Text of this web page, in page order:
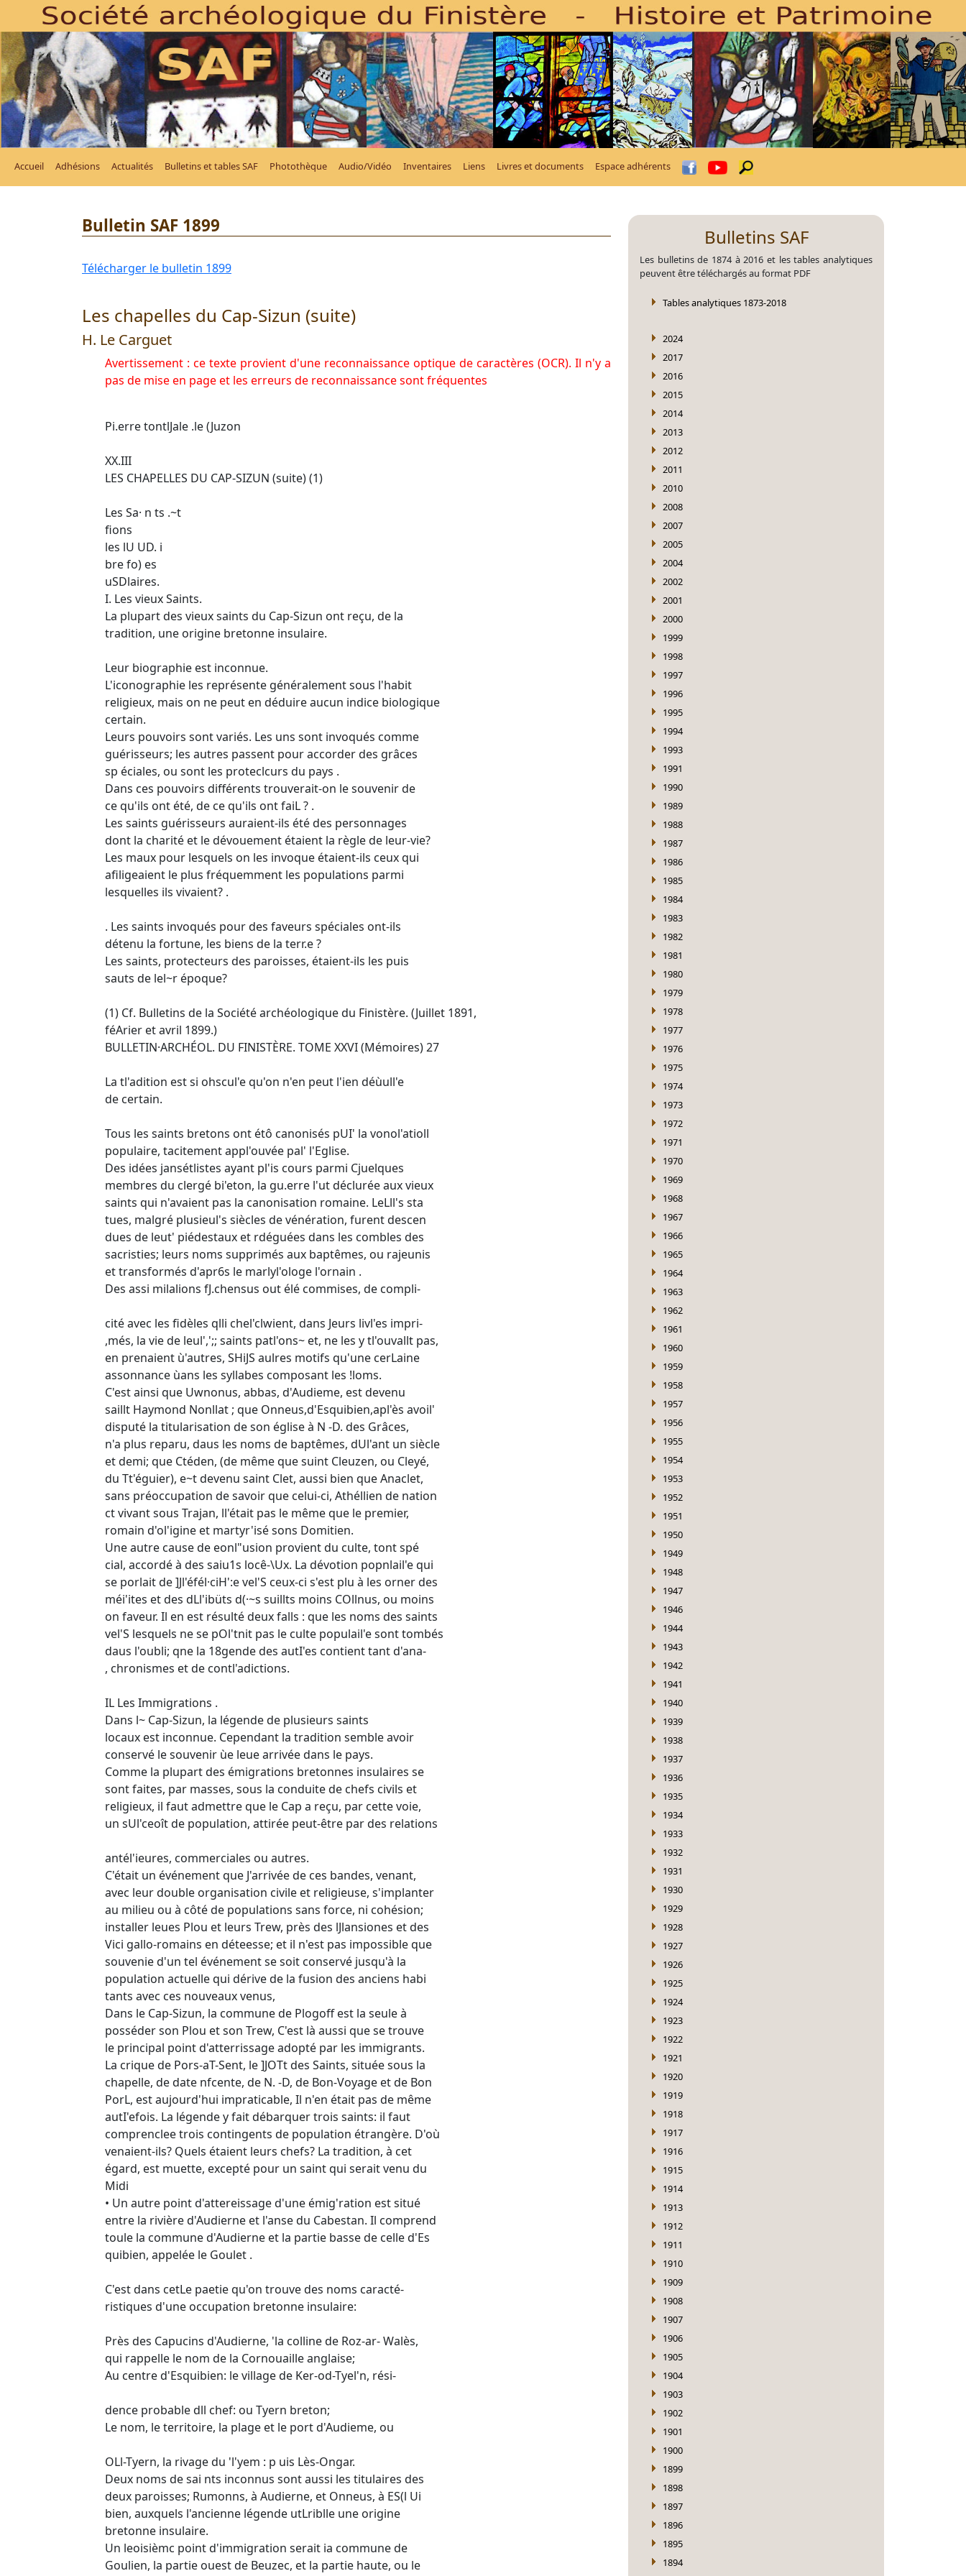
Accueil Adhésions Actualités Bulletins et tables SAF Photothèque Audio/Vidéo Inventaires Liens Livres et documents Espace adhérents
Bulletin SAF 1899
Télécharger le bulletin 1899
Les chapelles du Cap-Sizun (suite)
H. Le Carguet
Avertissement : ce texte provient d'une reconnaissance optique de caractères (OCR). Il n'y a
pas de mise en page et les erreurs de reconnaissance sont fréquentes
Pi.erre tontlJale .le (Juzon
XX.III
LES CHAPELLES DU CAP-SIZUN (suite) (1)
Les Sa· n ts .~t
fions
les lU UD. i
bre fo) es
uSDlaires.
I. Les vieux Saints.
La plupart des vieux saints du Cap-Sizun ont reçu, de la
tradition, une origine bretonne insulaire.
Leur biographie est inconnue.
L'iconographie les représente généralement sous l'habit
religieux, mais on ne peut en déduire aucun indice biologique
certain.
Leurs pouvoirs sont variés. Les uns sont invoqués comme
guérisseurs; les autres passent pour accorder des grâces
sp éciales, ou sont les proteclcurs du pays .
Dans ces pouvoirs différents trouverait-on le souvenir de
ce qu'ils ont été, de ce qu'ils ont faiL ? .
Les saints guérisseurs auraient-ils été des personnages
dont la charité et le dévouement étaient la règle de leur-vie?
Les maux pour lesquels on les invoque étaient-ils ceux qui
afiligeaient le plus fréquemment les populations parmi
lesquelles ils vivaient? .
. Les saints invoqués pour des faveurs spéciales ont-ils
détenu la fortune, les biens de la terr.e ?
Les saints, protecteurs des paroisses, étaient-ils les puis­
sauts de lel~r époque?
(1) Cf. Bulletins de la Société archéologique du Finistère. (Juillet 1891,
féArier et avril 1899.)
BULLETIN·ARCHÉOL. DU FINISTÈRE. TOME XXVI (Mémoires) 27
La tl'adition est si ohscul'e qu'on n'en peut l'ien déùull'e
de certain.
Tous les saints bretons ont étô canonisés pUI' la vonol'atioll
populaire, tacitement appl'ouvée pal' l'Eglise.
Des idées jansétlistes ayant pl'is cours parmi Cjuelques
membres du clergé bi'eton, la gu.erre l'ut déclurée aux vieux
saints qui n'avaient pas la canonisation romaine. LeLll's sta­
tues, malgré plusieul's siècles de vénération, furent descen­
dues de leut' piédestaux et rdéguées dans les combles des
sacristies; leurs noms supprimés aux baptêmes, ou rajeunis
et transformés d'apr6s le marlyl'ologe l'ornain .
Des assi milalions fJ.chensus out élé commises, de compli-
cité avec les fidèles qlli chel'clwient, dans Jeurs livl'es impri-
,més, la vie de leul',';; saints patl'ons~ et, ne les y tl'ouvallt pas,
en prenaient ù'autres, SHiJS aulres motifs qu'une cerLaine
assonnance ùans les syllabes composant les !loms.
C'est ainsi que Uwnonus, abbas, d'Audieme, est devenu
saillt Haymond Nonllat ; que Onneus,d'Esquibien,apl'ès avoil'
disputé la titularisation de son église à N -D. des Grâces,
n'a plus reparu, daus les noms de baptêmes, dUl'ant un siècle
et demi; que Ctéden, (de même que suint Cleuzen, ou Cleyé,
du Tt'éguier), e~t devenu saint Clet, aussi bien que Anaclet,
sans préoccupation de savoir que celui-ci, Athéllien de nation
ct vivant sous Trajan, ll'était pas le même que le premier,
romain d'ol'igine et martyr'isé sons Domitien.
Une autre cause de eonl"usion provient du culte, tont spé­
cial, accordé à des saiu1s locê-\Ux. La dévotion popnlail'e qui
se porlait de ]Jl'éfél·ciH':e vel'S ceux-ci s'est plu à les orner des
méi'ites et des dLl'ibüts d(·~s suillts moins COllnus, ou moins
on faveur. Il en est résulté deux falls : que les noms des saints
vel'S lesquels ne se pOl'tnit pas le culte populail'e sont tombés
daus l'oubli; qne la 18gende des autI'es contient tant d'ana-
, chronismes et de contl'adictions.
IL Les Immigrations .
Dans l~ Cap-Sizun, la légende de plusieurs saints
locaux est inconnue. Cependant la tradition semble avoir
conservé le souvenir ùe leue arrivée dans le pays.
Comme la plupart des émigrations bretonnes insulaires se
sont faites, par masses, sous la conduite de chefs civils et
religieux, il faut admettre que le Cap a reçu, par cette voie,
un sUl'ceoît de population, attirée peut-être par des relations
antél'ieures, commerciales ou autres.
C'était un événement que J'arrivée de ces bandes, venant,
avec leur double organisation civile et religieuse, s'implanter
au milieu ou à côté de populations sans force, ni cohésion;
installer leues Plou et leurs Trew, près des lJlansiones et des
Vici gallo-romains en déteesse; et il n'est pas impossible que
souvenie d'un tel événement se soit conservé jusqu'à la
population actuelle qui dérive de la fusion des anciens habi­
tants avec ces nouveaux venus,
Dans le Cap-Sizun, la commune de Plogoff est la seule à
posséder son Plou et son Trew, C'est là aussi que se trouve
le principal point d'atterrissage adopté par les immigrants.
La crique de Pors-aT-Sent, le ]JOTt des Saints, située sous la
chapelle, de date nfcente, de N. -D, de Bon-Voyage et de Bon­
PorL, est aujourd'hui impraticable, Il n'en était pas de même
autI'efois. La légende y fait débarquer trois saints: il faut
comprenclee trois contingents de population étrangère. D'où
venaient-ils? Quels étaient leurs chefs? La tradition, à cet
égard, est muette, excepté pour un saint qui serait venu du
Midi
• Un autre point d'attereissage d'une émig'ration est situé
entre la rivière d'Audierne et l'anse du Cabestan. Il comprend
toule la commune d'Audierne et la partie basse de celle d'Es­
quibien, appelée le Goulet .
C'est dans cetLe paetie qu'on trouve des noms caracté-
ristiques d'une occupation bretonne insulaire:
Près des Capucins d'Audierne, 'la colline de Roz-ar- Walès,
qui rappelle le nom de la Cornouaille anglaise;
Au centre d'Esquibien: le village de Ker-od-Tyel'n, rési-
dence probable dll chef: ou Tyern breton;
Le nom, le territoire, la plage et le port d'Audieme, ou
OLl-Tyern, la rivage du 'l'yem : p uis Lès-Ongar.
Deux noms de sai nts inconnus sont aussi les titulaires des
deux paroisses; Rumonns, à Audierne, et Onneus, à ES(l Ui­
bien, auxquels l'ancienne légende utLriblle une origine
bretonne insulaire.
Un leoisièmc point d'immigration serait ia commune de
Goulien, la partie ouest de Beuzec, et la partie haute, ou le
Bulletins SAF
Les bulletins de 1874 à 2016 et les tables analytiques
peuvent être téléchargés au format PDF
Tables analytiques 1873-2018
2024
2017
2016
2015
2014
2013
2012
2011
2010
2008
2007
2005
2004
2002
2001
2000
1999
1998
1997
1996
1995
1994
1993
1991
1990
1989
1988
1987
1986
1985
1984
1983
1982
1981
1980
1979
1978
1977
1976
1975
1974
1973
1972
1971
1970
1969
1968
1967
1966
1965
1964
1963
1962
1961
1960
1959
1958
1957
1956
1955
1954
1953
1952
1951
1950
1949
1948
1947
1946
1944
1943
1942
1941
1940
1939
1938
1937
1936
1935
1934
1933
1932
1931
1930
1929
1928
1927
1926
1925
1924
1923
1922
1921
1920
1919
1918
1917
1916
1915
1914
1913
1912
1911
1910
1909
1908
1907
1906
1905
1904
1903
1902
1901
1900
1899
1898
1897
1896
1895
1894